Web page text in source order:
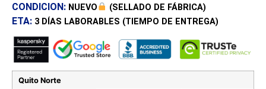
CONDICION: NUEVO (SELLADO DE FÁBRICA)
ETA: 3 DÍAS LABORABLES (TIEMPO DE ENTREGA)
Quito Norte